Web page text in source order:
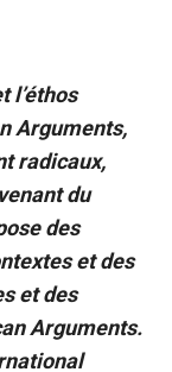
l’éthos
Arguments,
radicaux,
du
des
et des
et des
Arguments.